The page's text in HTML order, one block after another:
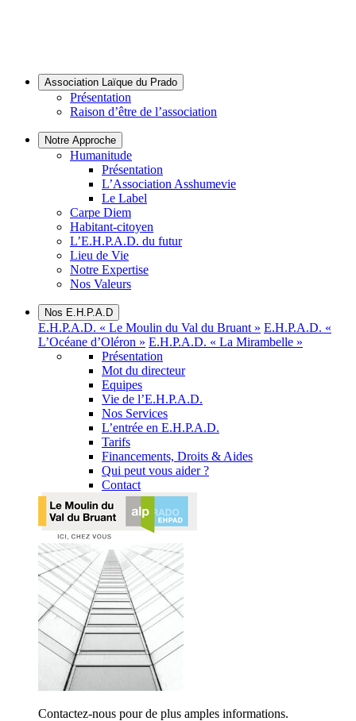
Association Laïque du Prado
Présentation
Raison d’être de l’association
Notre Approche
Humanitude
Présentation
L’Association Asshumevie
Le Label
Carpe Diem
Habitant-citoyen
L’E.H.P.A.D. du futur
Lieu de Vie
Notre Expertise
Nos Valeurs
Nos E.H.P.A.D
E.H.P.A.D. « Le Moulin du Val du Bruant » E.H.P.A.D. «
L’Océane d’Oléron » E.H.P.A.D. « La Mirambelle »
Présentation
Mot du directeur
Equipes
Vie de l’E.H.P.A.D.
Nos Services
L’entrée en E.H.P.A.D.
Tarifs
Financements, Droits & Aides
Qui peut vous aider ?
Contact
Contactez-nous pour de plus amples informations.